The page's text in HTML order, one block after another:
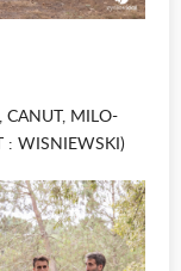
CANUT, MILO-
: WISNIEWSKI)